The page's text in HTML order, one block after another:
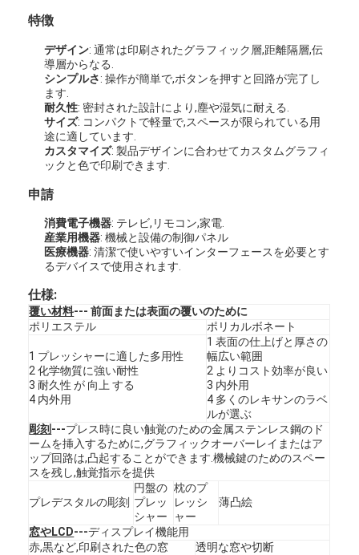
特徴
デザイン: 通常は印刷されたグラフィック層,距離隔層,伝
導層からなる.
シンプルさ: 操作が簡単で,ボタンを押すと回路が完了し
ます.
耐久性: 密封された設計により,塵や湿気に耐える.
サイズ: コンパクトで軽量で,スペースが限られている用
途に適しています.
カスタマイズ: 製品デザインに合わせてカスタムグラフィ
ックと色で印刷できます.
申請
消費電子機器: テレビ,リモコン,家電.
産業用機器: 機械と設備の制御パネル
医療機器: 清潔で使いやすいインターフェースを必要とす
るデバイスで使用されます.
仕様:
覆い材料--- 前面または表面の覆いのために
ポリエステル
ポリカルボネート
1 プレッシャーに適した多用性
2 化学物質に強い耐性
3 耐久性 が 向上 する
4 内外用
1 表面の仕上げと厚さの
幅広い範囲
2 よりコスト効率が良い
3 内外用
4 多くのレキサンのラベ
ルが選ぶ
彫刻 ---プレス時に良い触覚のための金属ステンレス鋼のド
ームを挿入するために,グラフィックオーバーレイまたはア
ップ回路は,凸起することができます.機械鍵のためのスペー
スを残し,触覚指示を提供
プレデスタルの彫刻
円盤の
プレッ
シャー
枕のプ
レッシ
ャー
薄凸絵
窓やLCD---ディスプレイ機能用
赤,黒など,印刷された色の窓
透明な窓や切断